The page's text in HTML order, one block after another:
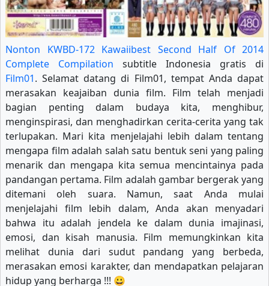
Nonton KWBD-172 Kawaiibest Second Half Of 2014
Complete Compilation subtitle Indonesia gratis di
Film01. Selamat datang di Film01, tempat Anda dapat
merasakan keajaiban dunia film. Film telah menjadi
bagian penting dalam budaya kita, menghibur,
menginspirasi, dan menghadirkan cerita-cerita yang tak
terlupakan. Mari kita menjelajahi lebih dalam tentang
mengapa film adalah salah satu bentuk seni yang paling
menarik dan mengapa kita semua mencintainya pada
pandangan pertama. Film adalah gambar bergerak yang
ditemani oleh suara. Namun, saat Anda mulai
menjelajahi film lebih dalam, Anda akan menyadari
bahwa itu adalah jendela ke dalam dunia imajinasi,
emosi, dan kisah manusia. Film memungkinkan kita
melihat dunia dari sudut pandang yang berbeda,
merasakan emosi karakter, dan mendapatkan pelajaran
hidup yang berharga !!! 😀